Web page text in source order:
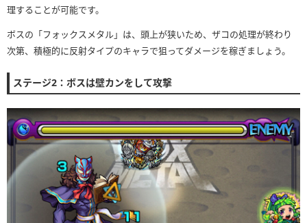
理することが可能です。
ボスの「フォックスメタル」は、頭上が狭いため、ザコの処理が終わり
次第、積極的に反射タイプのキャラで狙ってダメージを稼ぎましょう。
ステージ2：ボスは壁カンをして攻撃